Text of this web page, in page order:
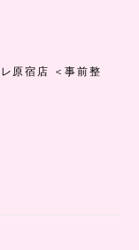
原宿店 ＜事前整